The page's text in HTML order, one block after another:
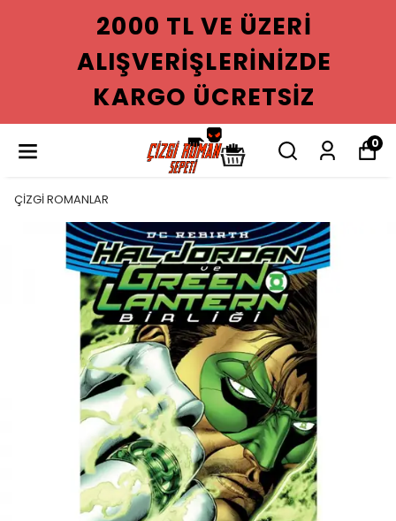
2000 TL VE ÜZERI
ALIŞVERIŞLERINIZDE
KARGO ÜCRETSIZ
0
ÇİZGİ ROMANLAR